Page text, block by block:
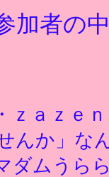
加者の
ｚａｚｅ
んか」な
ダムうら